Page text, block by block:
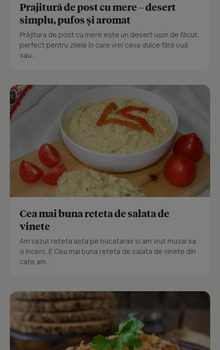
Prajitură de post cu mere – desert
simplu, pufos și aromat
Prăjitura de post cu mere este un desert ușor de făcut,
perfect pentru zilele în care vrei ceva dulce fără ouă
sau...
Cea mai buna reteta de salata de
vinete
Am vazut reteta asta pe bucataras si am vrut musai sa
o incerc. E Cea mai buna reteta de salata de vinete din
cate am...